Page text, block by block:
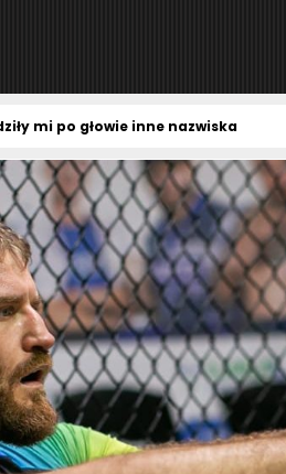
mi po głowie inne nazwiska